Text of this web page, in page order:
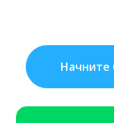
Начните